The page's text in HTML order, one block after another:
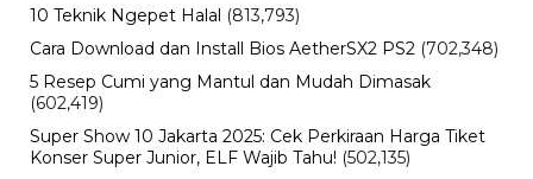
10 Teknik Ngepet Halal (813,793)
Cara Download dan Install Bios AetherSX2 PS2 (702,348)
5 Resep Cumi yang Mantul dan Mudah Dimasak
(602,419)
Super Show 10 Jakarta 2025: Cek Perkiraan Harga Tiket
Konser Super Junior, ELF Wajib Tahu! (502,135)